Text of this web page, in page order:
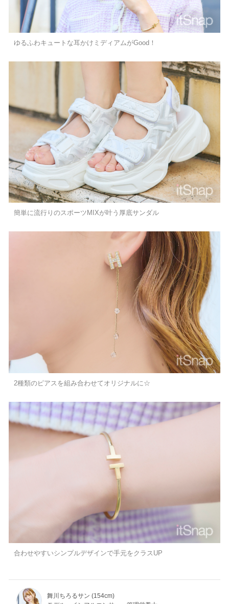
ゆるふわキュートな耳かけミディアムがGood！
簡単に流行りのスポーツMIXが叶う厚底サンダル
2種類のピアスを組み合わせてオリジナルに☆
合わせやすいシンプルデザインで手元をクラスUP
舞川ちろるサン (154cm)